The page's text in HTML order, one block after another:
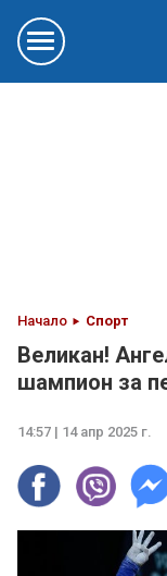
Начало Спорт
Великан!
шампион за
14:57 | 14 апр 2025 г.